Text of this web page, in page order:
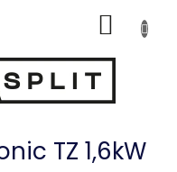
KOŠÍK
TZ 1,6kW